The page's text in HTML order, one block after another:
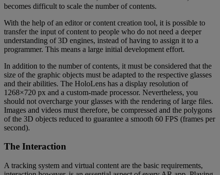
becomes difficult to scale the number of contents.
With the help of an editor or content creation tool, it is possible to
transfer the input of content to people who do not need a deeper
understanding of 3D engines, instead of having to assign it to a
programmer. This means a large initial development effort.
In addition to the number of contents, it must be considered that the
size of the graphic objects must be adapted to the respective glasses
and their abilities. The HoloLens has a display resolution of
1268×720 px and a custom-made processor. Nevertheless, you
should not overcharge your glasses with the rendering of large files.
Images and videos must therefore, be compressed and the polygons
of the 3D objects reduced to guarantee a smooth 60 FPS (frames per
second).
The Interaction
A tracking system and virtual content are the basic requirements,